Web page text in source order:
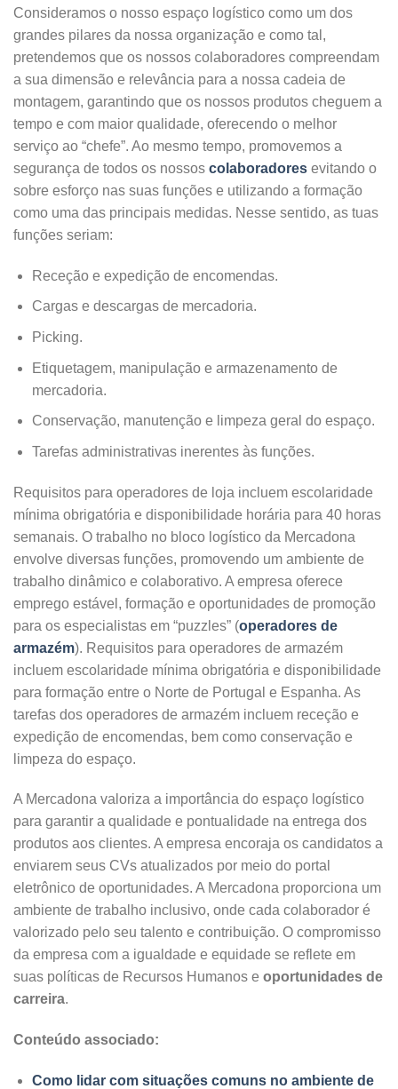
Consideramos o nosso espaço logístico como um dos
grandes pilares da nossa organização e como tal,
pretendemos que os nossos colaboradores compreendam
a sua dimensão e relevância para a nossa cadeia de
montagem, garantindo que os nossos produtos cheguem a
tempo e com maior qualidade, oferecendo o melhor
serviço ao “chefe”. Ao mesmo tempo, promovemos a
segurança de todos os nossos colaboradores evitando o
sobre esforço nas suas funções e utilizando a formação
como uma das principais medidas. Nesse sentido, as tuas
funções seriam:
Receção e expedição de encomendas.
Cargas e descargas de mercadoria.
Picking.
Etiquetagem, manipulação e armazenamento de
mercadoria.
Conservação, manutenção e limpeza geral do espaço.
Tarefas administrativas inerentes às funções.
Requisitos para operadores de loja incluem escolaridade
mínima obrigatória e disponibilidade horária para 40 horas
semanais. O trabalho no bloco logístico da Mercadona
envolve diversas funções, promovendo um ambiente de
trabalho dinâmico e colaborativo. A empresa oferece
emprego estável, formação e oportunidades de promoção
para os especialistas em “puzzles” (operadores de
armazém). Requisitos para operadores de armazém
incluem escolaridade mínima obrigatória e disponibilidade
para formação entre o Norte de Portugal e Espanha. As
tarefas dos operadores de armazém incluem receção e
expedição de encomendas, bem como conservação e
limpeza do espaço.
A Mercadona valoriza a importância do espaço logístico
para garantir a qualidade e pontualidade na entrega dos
produtos aos clientes. A empresa encoraja os candidatos a
enviarem seus CVs atualizados por meio do portal
eletrônico de oportunidades. A Mercadona proporciona um
ambiente de trabalho inclusivo, onde cada colaborador é
valorizado pelo seu talento e contribuição. O compromisso
da empresa com a igualdade e equidade se reflete em
suas políticas de Recursos Humanos e oportunidades de
carreira.
Conteúdo associado:
Como lidar com situações comuns no ambiente de